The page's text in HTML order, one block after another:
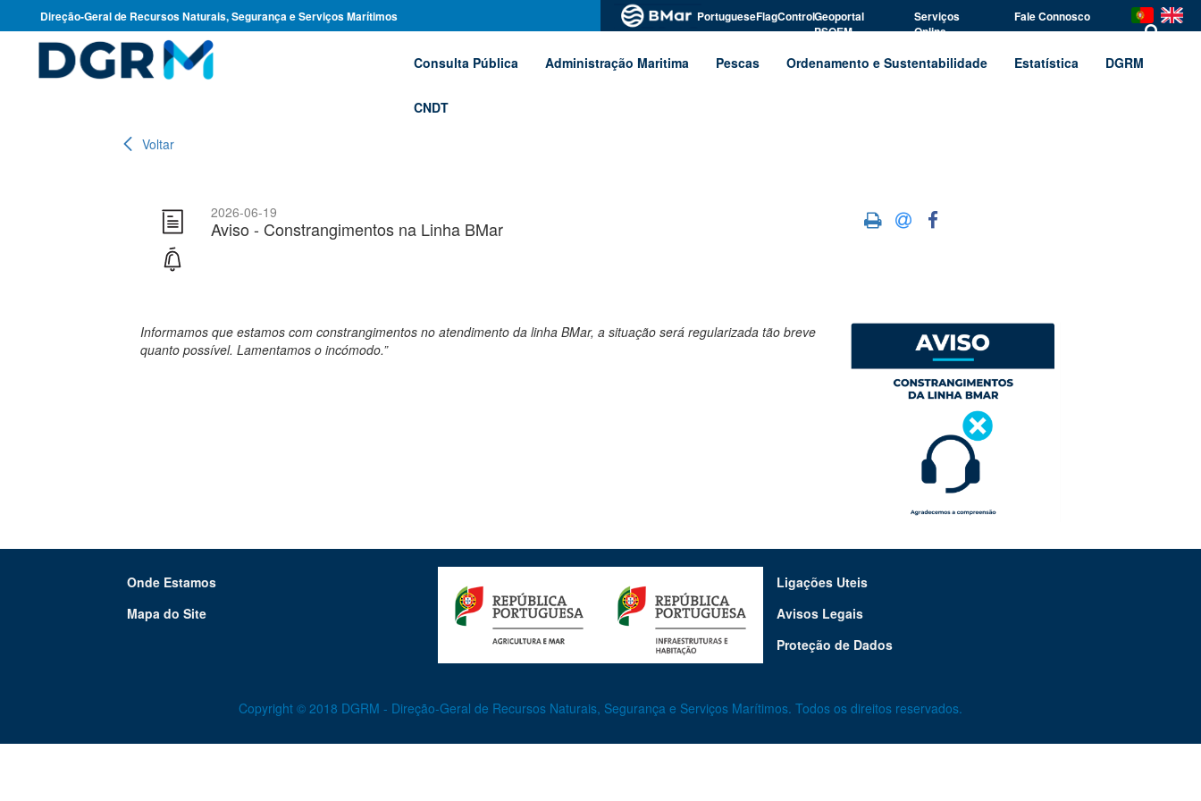
Direção-Geral de Recursos Naturais, Segurança e Serviços Marítimos PortugueseFlagControlGeoportal
PSOEM
Serviços
Online
Fale Connosco
Consulta Pública Administração Maritima Pescas Ordenamento e Sustentabilidade Estatística DGRM
CNDT
Voltar
2026-06-19
Aviso - Constrangimentos na Linha BMar
Informamos que estamos com constrangimentos no atendimento da linha BMar, a situação será regularizada tão breve
quanto possível. Lamentamos o incómodo.”
Onde Estamos
Mapa do Site
Ligações Uteis
Avisos Legais
Proteção de Dados
Copyright © 2018 DGRM - Direção-Geral de Recursos Naturais, Segurança e Serviços Marítimos. Todos os direitos reservados.